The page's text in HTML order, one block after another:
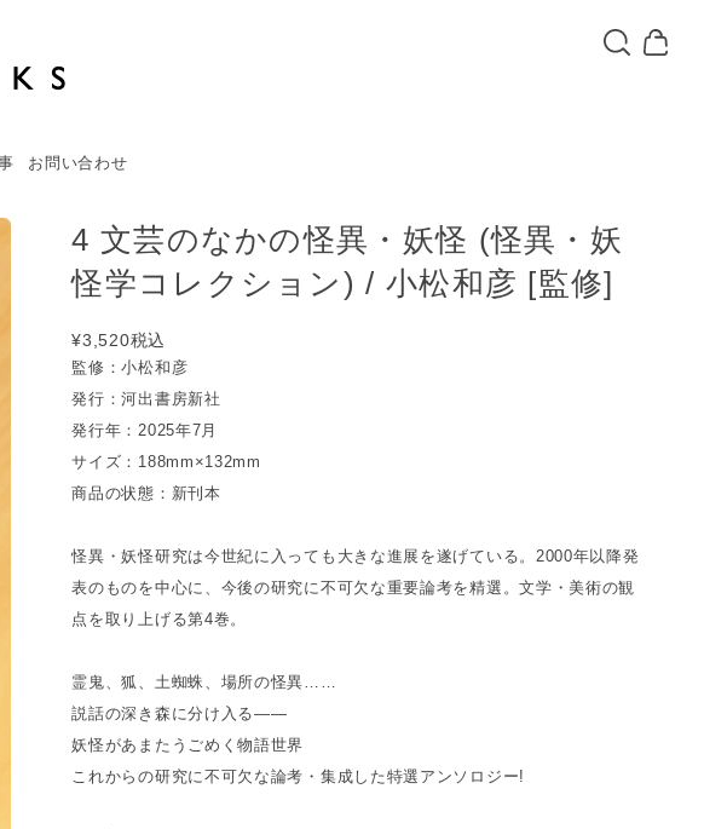
お問い合わせ
4 文芸のなかの怪異・妖怪 (怪異・妖
怪学コレクション) / 小松和彦 [監修]
¥3,520税込
監修：小松和彦
発行：河出書房新社
発行年：2025年7月
サイズ：188mm×132mm
商品の状態：新刊本
怪異・妖怪研究は今世紀に入っても大きな進展を遂げている。2000年以降発
表のものを中心に、今後の研究に不可欠な重要論考を精選。文学・美術の観
点を取り上げる第4巻。
霊鬼、狐、土蜘蛛、場所の怪異……
説話の深き森に分け入る――
妖怪があまたうごめく物語世界
これからの研究に不可欠な論考・集成した特選アンソロジー!